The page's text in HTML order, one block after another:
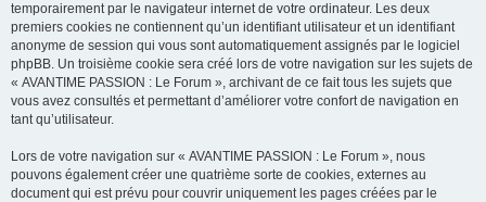
temporairement par le navigateur internet de votre ordinateur. Les deux
premiers cookies ne contiennent qu’un identifiant utilisateur et un identifiant
anonyme de session qui vous sont automatiquement assignés par le logiciel
phpBB. Un troisième cookie sera créé lors de votre navigation sur les sujets de
« AVANTIME PASSION : Le Forum », archivant de ce fait tous les sujets que
vous avez consultés et permettant d’améliorer votre confort de navigation en
tant qu’utilisateur.
Lors de votre navigation sur « AVANTIME PASSION : Le Forum », nous
pouvons également créer une quatrième sorte de cookies, externes au
document qui est prévu pour couvrir uniquement les pages créées par le